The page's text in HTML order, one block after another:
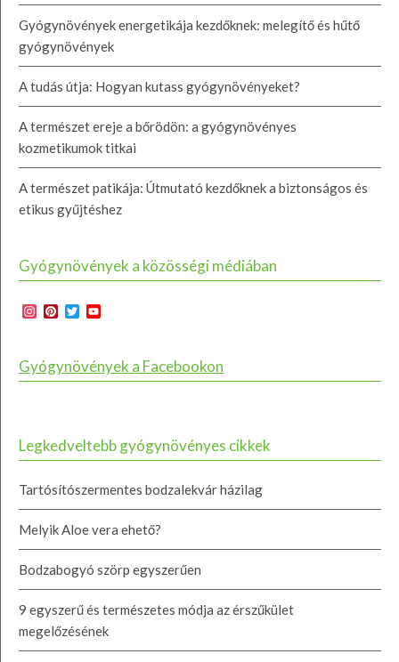
Gyógynövények energetikája kezdőknek: melegítő és hűtő
gyógynövények
A tudás útja: Hogyan kutass gyógynövényeket?
A természet ereje a bőrödön: a gyógynövényes
kozmetikumok titkai
A természet patikája: Útmutató kezdőknek a biztonságos és
etikus gyűjtéshez
Gyógynövények a közösségi médiában
Instagram
Pinterest
Twitter
Gyógynövények a Facebookon
Legkedveltebb gyógynövényes cikkek
Tartósítószermentes bodzalekvár házilag
Melyik Aloe vera ehető?
Bodzabogyó szörp egyszerűen
9 egyszerű és természetes módja az érszűkület
megelőzésének